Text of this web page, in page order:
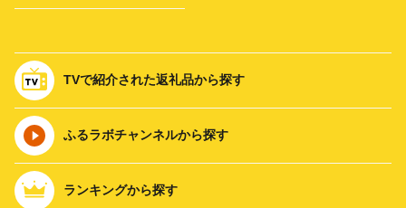
TVで紹介された返礼品から探す
ふるラボチャンネルから探す
ランキングから探す